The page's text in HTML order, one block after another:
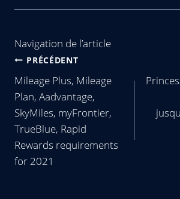
Navigation de l’article
PRÉCÉDENT
Mileage Plus, Mileage
Plan, Aadvantage,
SkyMiles, myFrontier,
TrueBlue, Rapid
Rewards requirements
for 2021